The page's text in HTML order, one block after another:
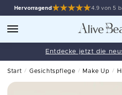
Hervorragend 4.9 von 5
Entdecke jetzt die
Start / Gesichtspflege / Make Up /